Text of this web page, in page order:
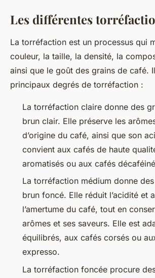
Les différentes
La torréfaction est un processus qui
couleur, la taille, la densité, la
ainsi que le goût des grains de café.
principaux degrés de torréfaction :
La torréfaction claire donne des
brun clair. Elle préserve les
d’origine du café, ainsi que son
convient aux cafés de haute
aromatisés ou aux cafés
La torréfaction médium donne
brun foncé. Elle réduit l’acidité et
l’amertume du café, tout en
arômes et ses saveurs. Elle est
équilibrés, aux cafés corsés ou
expresso.
La torréfaction foncée procure